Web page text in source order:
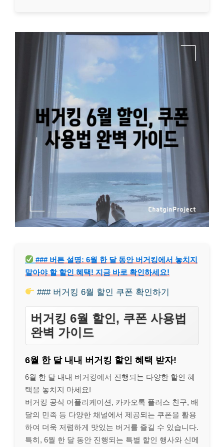
### 버튼 설명: 6월 한 달 동안 버거킹에서 놓치지
말아야 할 할인 혜택! 지금 바로 확인하세요!
### 버거킹 6월 할인 쿠폰 확인하기
버거킹 6월 할인, 쿠폰 사용법
완벽 가이드
6월 한 달 내내 버거킹 할인 혜택 받자!
6월 한 달 내내 버거킹에서 진행되는 다양한 할인 혜
택을 놓치지 마세요!
버거킹 공식 어플리케이션, 카카오톡 플러스 친구, 배
달의 민족 등 다양한 채널에서 제공되는 쿠폰을 활용
하여 더욱 저렴하게 맛있는 버거를 즐길 수 있습니다.
특히, 6월 한 달 동안 진행되는 특별 할인 행사와 신메